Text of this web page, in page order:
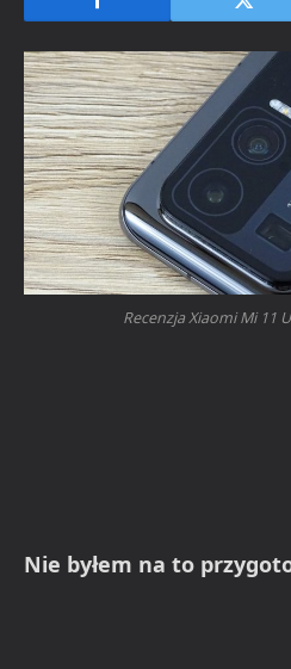
Recenzja Xiaomi Mi 11
Nie byłem na to